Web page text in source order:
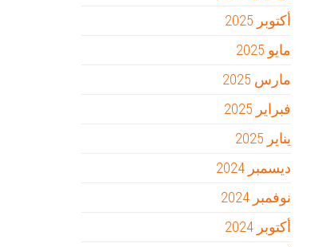
أكتوبر 2025
مايو 2025
مارس 2025
فبراير 2025
يناير 2025
ديسمبر 2024
نوفمبر 2024
أكتوبر 2024